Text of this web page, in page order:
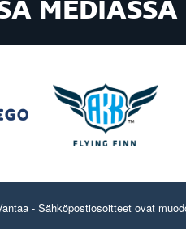
MEDIASSA
- Sähköpostiosoitteet ovat